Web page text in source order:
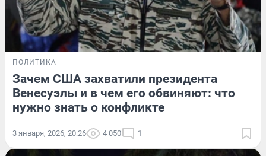
ПОЛИТИКА
Зачем США захватили президента
Венесуэлы и в чем его обвиняют: что
нужно знать о конфликте
3 января, 2026, 20:26 4 050 1